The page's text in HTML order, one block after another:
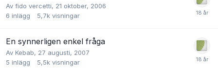
Av fido vercetti, 21 oktober, 2006
6 inlägg 5,7k visningar
En synnerligen enkel fråga
Av Kebab, 27 augusti, 2007
5 inlägg 5,5k visningar